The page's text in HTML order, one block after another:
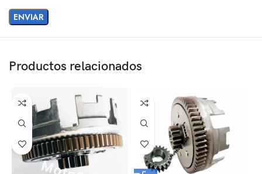
Productos relacionados